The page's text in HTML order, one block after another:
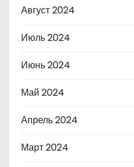
Август 2024
Июль 2024
Июнь 2024
Май 2024
Апрель 2024
Март 2024